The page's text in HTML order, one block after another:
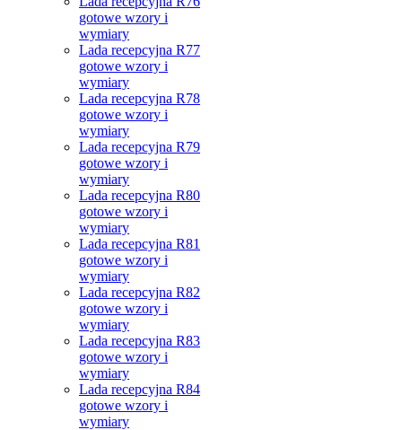
gotowe wzory i
wymiary
Lada recepcyjna R77
gotowe wzory i
wymiary
Lada recepcyjna R78
gotowe wzory i
wymiary
Lada recepcyjna R79
gotowe wzory i
wymiary
Lada recepcyjna R80
gotowe wzory i
wymiary
Lada recepcyjna R81
gotowe wzory i
wymiary
Lada recepcyjna R82
gotowe wzory i
wymiary
Lada recepcyjna R83
gotowe wzory i
wymiary
Lada recepcyjna R84
gotowe wzory i
wymiary